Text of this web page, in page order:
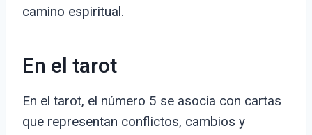
camino espiritual.
En el tarot
En el tarot, el número 5 se asocia con cartas
que representan conflictos, cambios y